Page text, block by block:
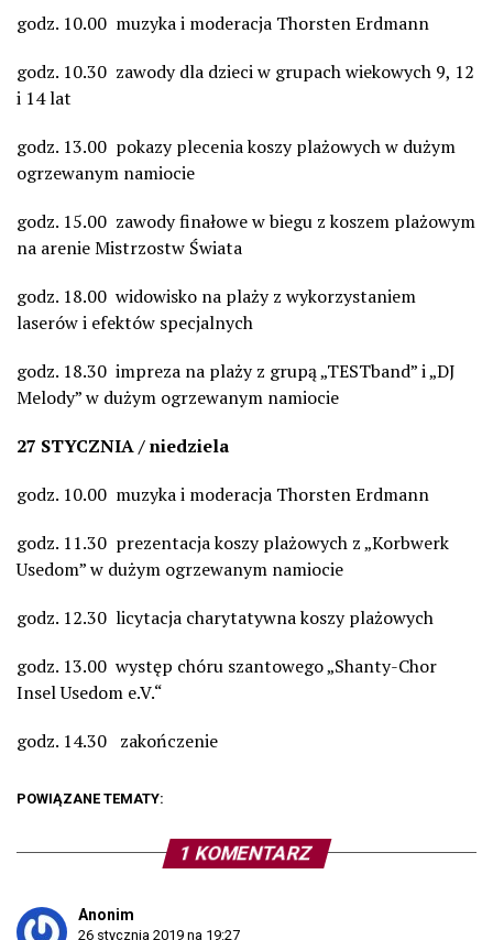
godz. 10.00 muzyka i moderacja Thorsten Erdmann
godz. 10.30 zawody dla dzieci w grupach wiekowych 9, 12
i 14 lat
godz. 13.00 pokazy plecenia koszy plażowych w dużym
ogrzewanym namiocie
godz. 15.00 zawody finałowe w biegu z koszem plażowym
na arenie Mistrzostw Świata
godz. 18.00 widowisko na plaży z wykorzystaniem
laserów i efektów specjalnych
godz. 18.30 impreza na plaży z grupą „TESTband” i „DJ
Melody” w dużym ogrzewanym namiocie
27 STYCZNIA / niedziela
godz. 10.00 muzyka i moderacja Thorsten Erdmann
godz. 11.30 prezentacja koszy plażowych z „Korbwerk
Usedom” w dużym ogrzewanym namiocie
godz. 12.30 licytacja charytatywna koszy plażowych
godz. 13.00 występ chóru szantowego „Shanty-Chor
Insel Usedom e.V.“
godz. 14.30 zakończenie
POWIĄZANE TEMATY:
1 KOMENTARZ
Anonim
26 stycznia 2019 na 19:27